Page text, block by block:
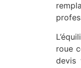
roue
devis